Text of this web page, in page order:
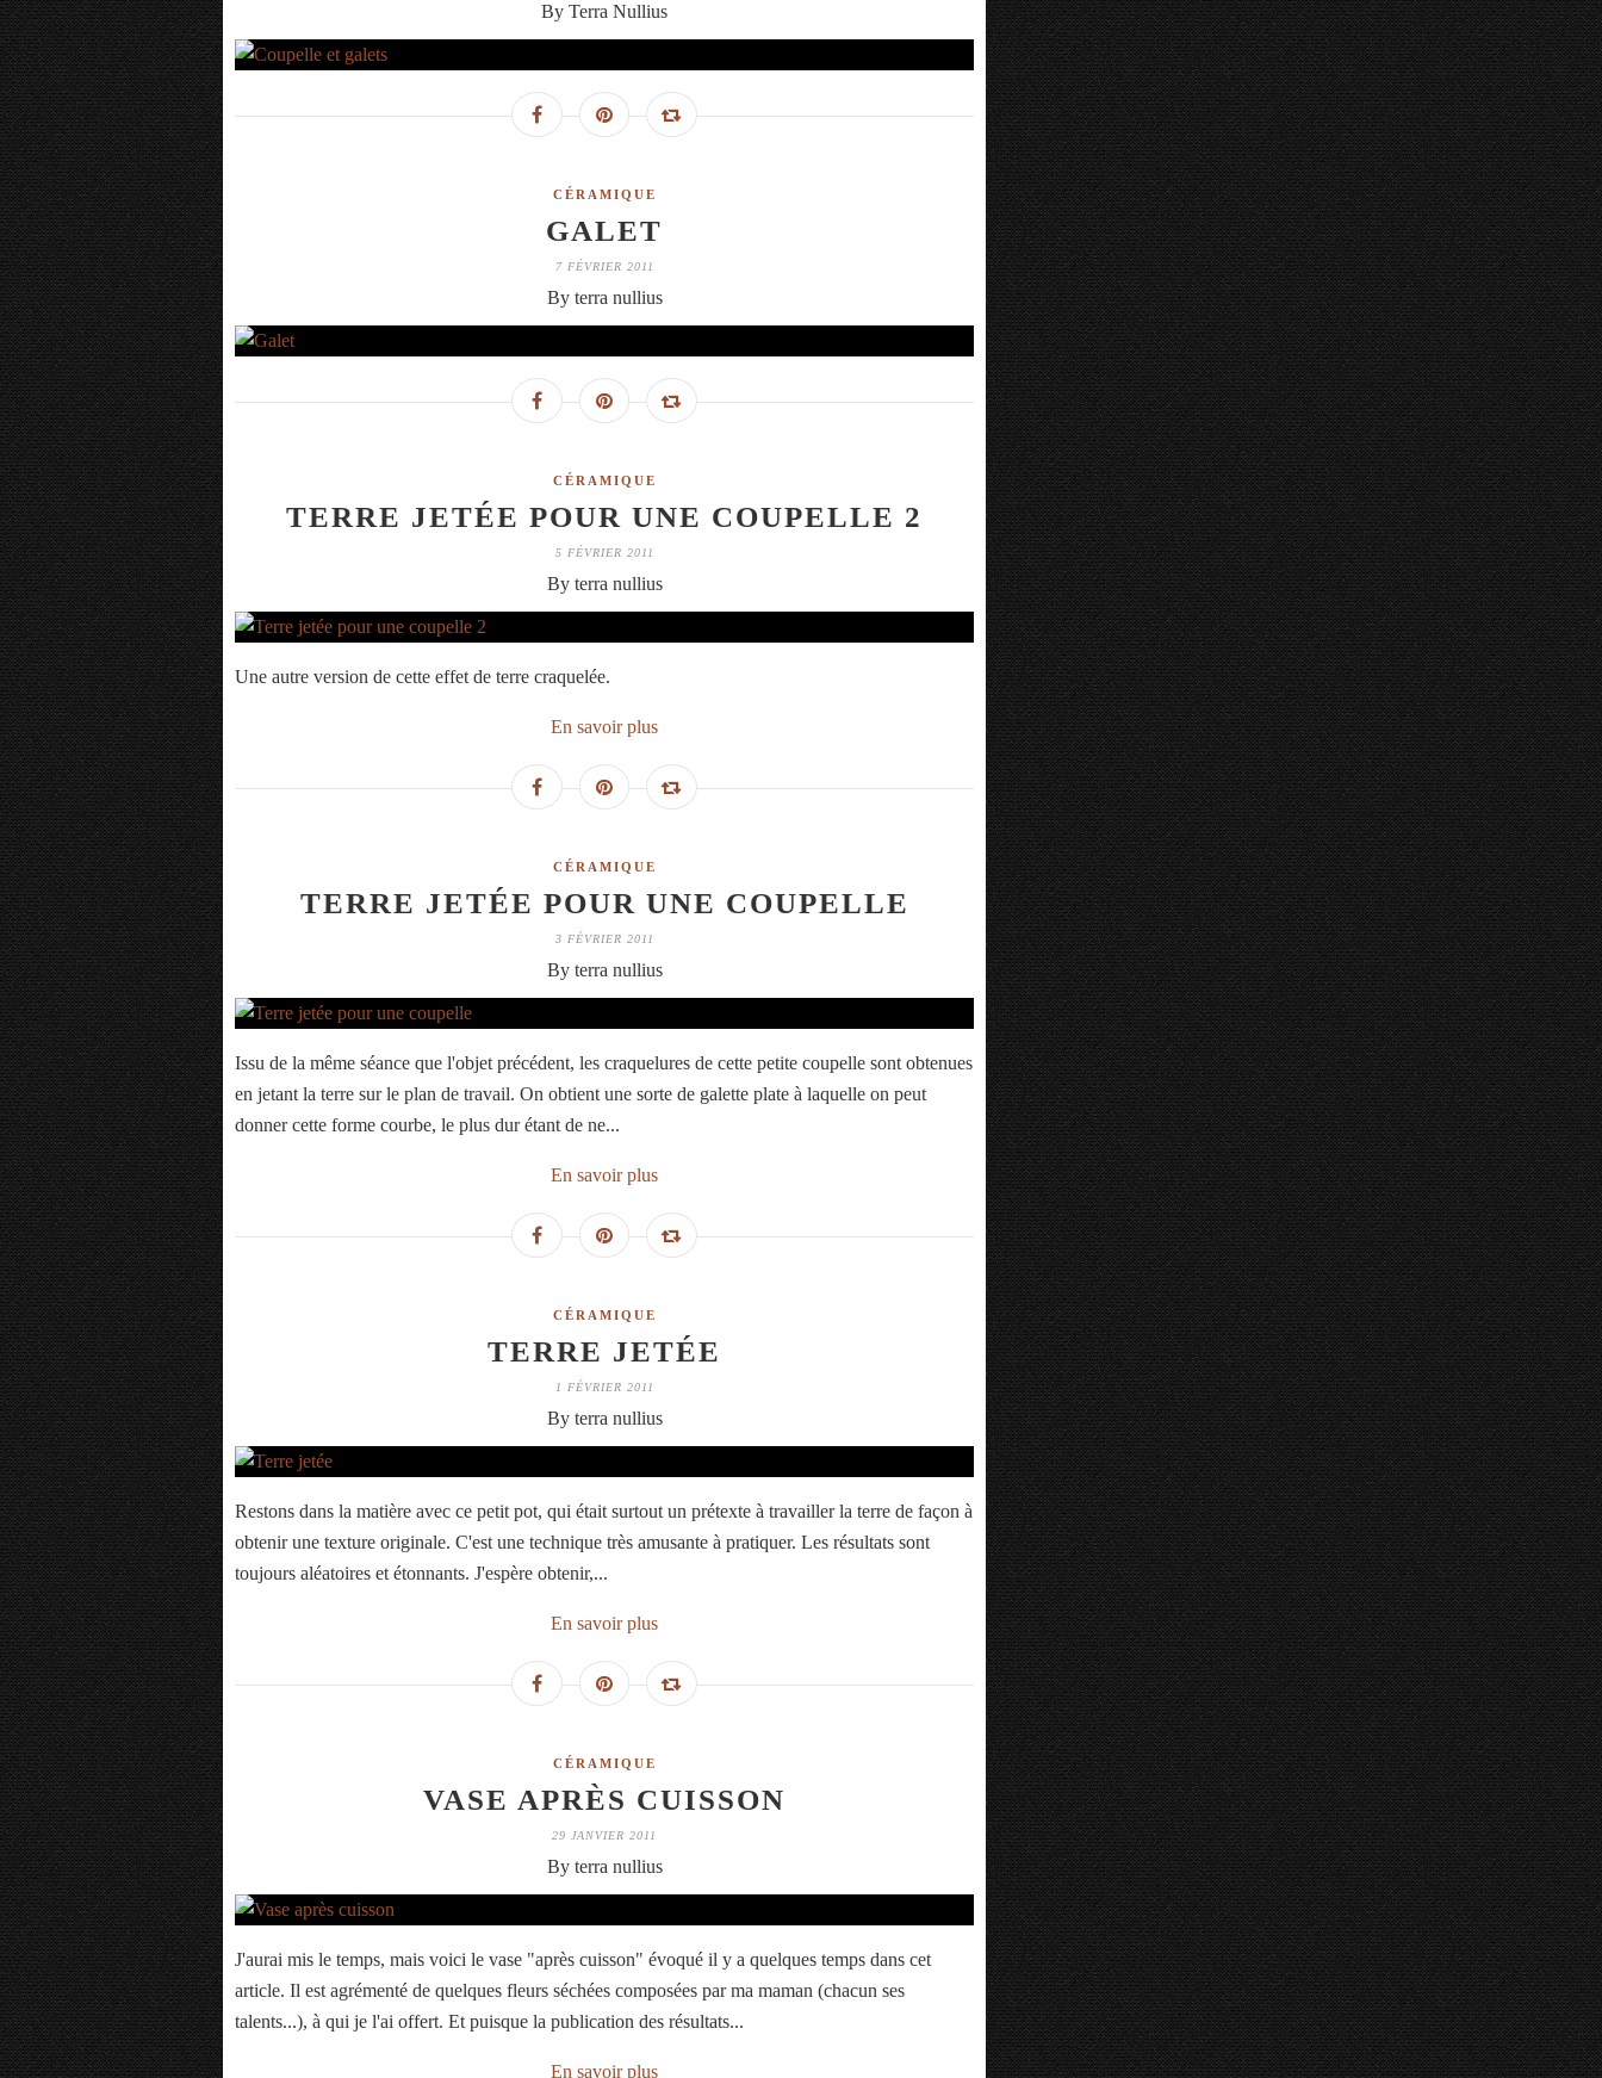
By Terra Nullius
CÉRAMIQUE
GALET
7 FÉVRIER 2011
By terra nullius
CÉRAMIQUE
TERRE JETÉE POUR UNE COUPELLE 2
5 FÉVRIER 2011
By terra nullius
Une autre version de cette effet de terre craquelée.
En savoir plus
CÉRAMIQUE
TERRE JETÉE POUR UNE COUPELLE
3 FÉVRIER 2011
By terra nullius
Issu de la même séance que l'objet précédent, les craquelures de cette petite coupelle sont obtenues
en jetant la terre sur le plan de travail. On obtient une sorte de galette plate à laquelle on peut
donner cette forme courbe, le plus dur étant de ne...
En savoir plus
CÉRAMIQUE
TERRE JETÉE
1 FÉVRIER 2011
By terra nullius
Restons dans la matière avec ce petit pot, qui était surtout un prétexte à travailler la terre de façon à
obtenir une texture originale. C'est une technique très amusante à pratiquer. Les résultats sont
toujours aléatoires et étonnants. J'espère obtenir,...
En savoir plus
CÉRAMIQUE
VASE APRÈS CUISSON
29 JANVIER 2011
By terra nullius
J'aurai mis le temps, mais voici le vase "après cuisson" évoqué il y a quelques temps dans cet
article. Il est agrémenté de quelques fleurs séchées composées par ma maman (chacun ses
talents...), à qui je l'ai offert. Et puisque la publication des résultats...
En savoir plus